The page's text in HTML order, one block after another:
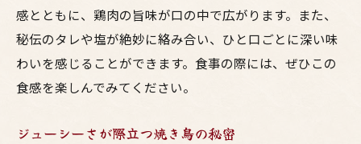
感とともに、鶏肉の旨味が口の中で広がります。また、
秘伝のタレや塩が絶妙に絡み合い、ひと口ごとに深い味
わいを感じることができます。食事の際には、ぜひこの
食感を楽しんでみてください。
ジューシーさが際立つ焼き鳥の秘密